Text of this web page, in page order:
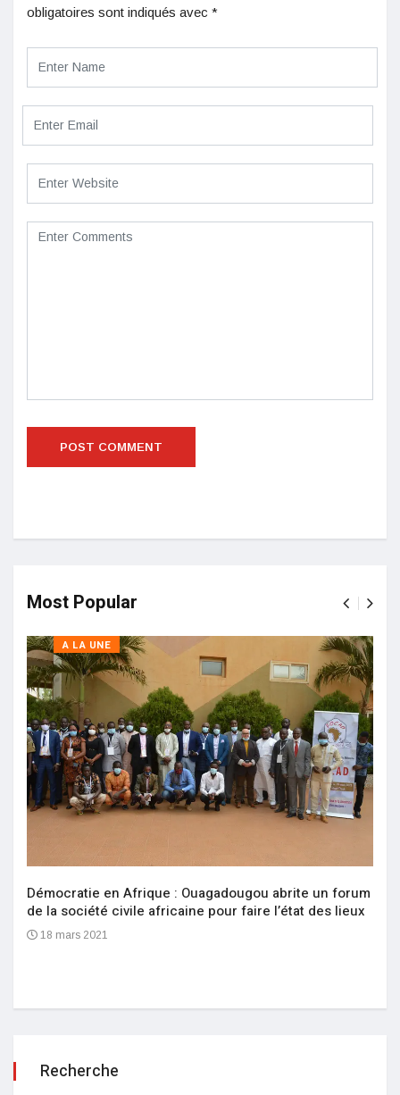
obligatoires sont indiqués avec *
Most Popular
A LA UNE
Démocratie en Afrique : Ouagadougou abrite un forum
de la société civile africaine pour faire l’état des lieux
18 mars 2021
Recherche